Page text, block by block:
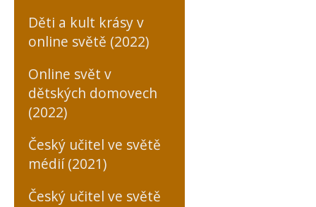
Děti a kult krásy v
online světě (2022)
Online svět v
dětských domovech
(2022)
Český učitel ve světě
médií (2021)
Český učitel ve světě